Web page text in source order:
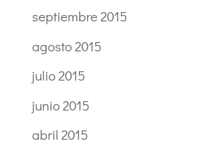
septiembre 2015
agosto 2015
julio 2015
junio 2015
abril 2015